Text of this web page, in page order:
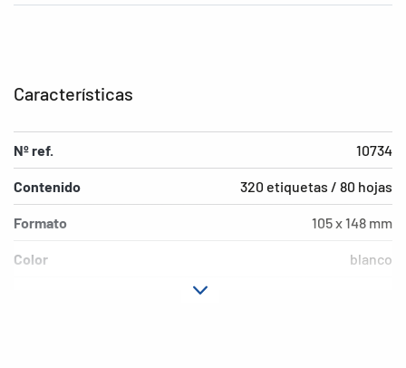
Características
Nº ref. 10734
Contenido 320 etiquetas / 80 hojas
Formato 105 x 148 mm
Color blanco